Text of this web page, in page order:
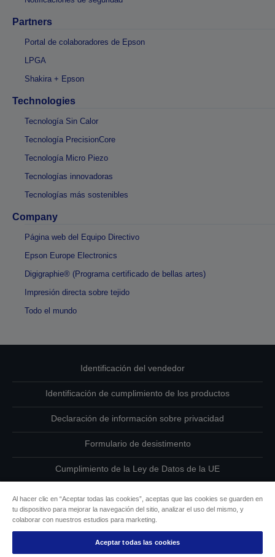
Partners
Portal de colaboradores de Epson
LPGA
Shakira + Epson
Technologies
Tecnología Sin Calor
Tecnología PrecisionCore
Tecnología Micro Piezo
Tecnologías innovadoras
Tecnologías más sostenibles
Company
Página web del Equipo Directivo
Epson Europe Electronics
Digigraphie® (Programa certificado de bellas artes)
Impresión directa sobre tejido
Todo el mundo
Identificación del vendedor
Identificación de cumplimiento de los productos
Declaración de información sobre privacidad
Formulario de desistimento
Cumplimiento de la Ley de Datos de la UE
Información sobre cookies
Compromiso de accesibilidad de Epson
Al hacer clic en “Aceptar todas las cookies”, aceptas que las cookies se guarden en
tu dispositivo para mejorar la navegación del sitio, analizar el uso del mismo, y
colaborar con nuestros estudios para marketing.
Aceptar todas las cookies